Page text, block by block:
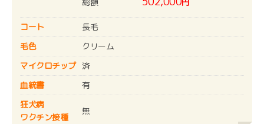
円
コート
長毛
毛色
クリーム
マイクロチップ 済
血統書
有
狂犬病
ワクチン接種
無